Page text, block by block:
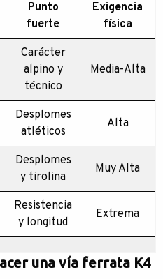
Punto
fuerte
Exigencia
física
Carácter
alpino y
técnico
Media-Alta
Desplomes
atléticos
Alta
Desplomes
y tirolina
Muy Alta
Resistencia
y longitud
Extrema
una vía ferrata K4